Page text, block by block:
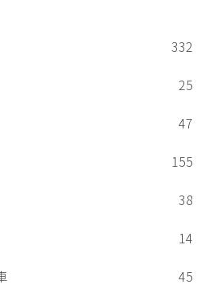
332
25
47
155
38
14
45